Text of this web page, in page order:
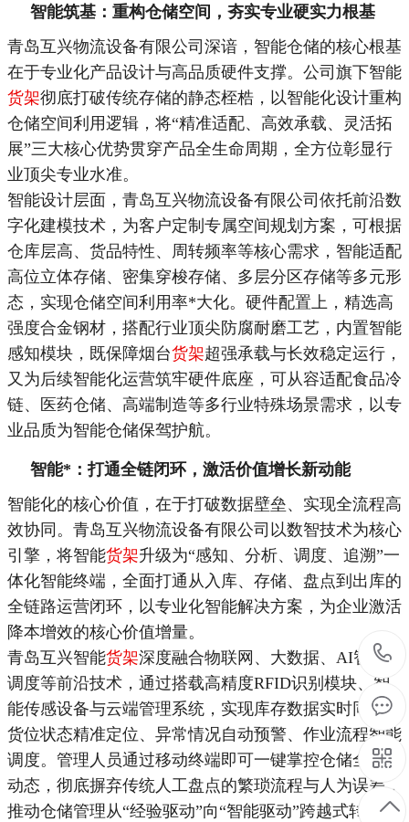
智能筑基：重构仓储空间，夯实专业硬实力根基
青岛互兴物流设备有限公司深谙，智能仓储的核心根基
在于专业化产品设计与高品质硬件支撑。公司旗下智能
货架彻底打破传统存储的静态桎梏，以智能化设计重构
仓储空间利用逻辑，将“精准适配、高效承载、灵活拓
展”三大核心优势贯穿产品全生命周期，全方位彰显行
业顶尖专业水准。
智能设计层面，青岛互兴物流设备有限公司依托前沿数
字化建模技术，为客户定制专属空间规划方案，可根据
仓库层高、货品特性、周转频率等核心需求，智能适配
高位立体存储、密集穿梭存储、多层分区存储等多元形
态，实现仓储空间利用率*大化。硬件配置上，精选高
强度合金钢材，搭配行业顶尖防腐耐磨工艺，内置智能
感知模块，既保障烟台货架超强承载与长效稳定运行，
又为后续智能化运营筑牢硬件底座，可从容适配食品冷
链、医药仓储、高端制造等多行业特殊场景需求，以专
业品质为智能仓储保驾护航。
智能* ：打通全链闭环，激活价值增长新动能
智能化的核心价值，在于打破数据壁垒、实现全流程高
效协同。青岛互兴物流设备有限公司以数智技术为核心
引擎，将智能货架升级为“感知、分析、调度、追溯”一
体化智能终端，全面打通从入库、存储、盘点到出库的
全链路运营闭环，以专业化智能解决方案，为企业激活
降本增效的核心价值增量。
青岛互兴智能货架深度融合物联网、大数据、AI智能
调度等前沿技术，通过搭载高精度RFID识别模块、智
能传感设备与云端管理系统，实现库存数据实时同步、
货位状态精准定位、异常情况自动预警、作业流程智能
调度。管理人员通过移动终端即可一键掌控仓储全场景
动态，彻底摒弃传统人工盘点的繁琐流程与人为误差，
推动仓储管理从“经验驱动”向“智能驱动”跨越式转型。